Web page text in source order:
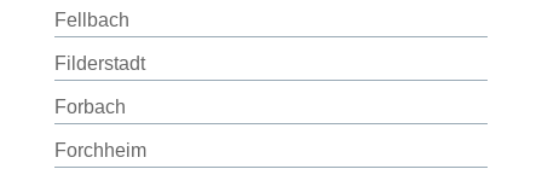
Fellbach
Filderstadt
Forbach
Forchheim